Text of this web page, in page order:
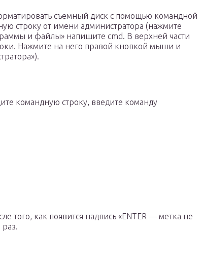
съемный диск с помощью командной
строку от имени администратора (нажмите
и файлы» напишите cmd. В верхней части
Нажмите на него правой кнопкой мыши и
командную строку, введите команду
того, как появится надпись «ENTER — метка не